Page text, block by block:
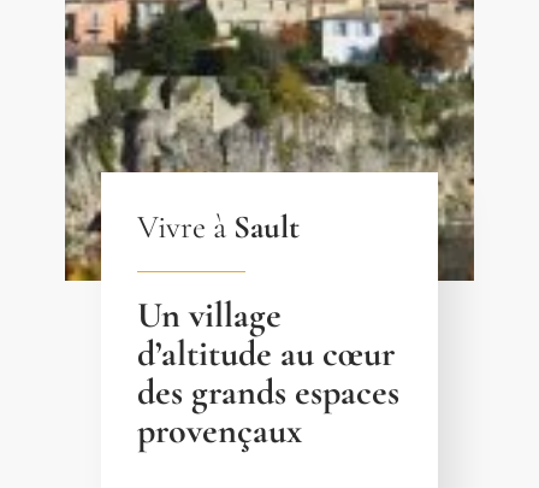
Vivre à Sault
Un village
d’altitude au cœur
des grands espaces
provençaux